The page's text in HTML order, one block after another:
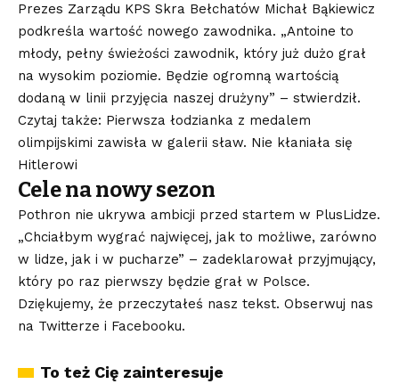
Prezes Zarządu KPS Skra Bełchatów Michał Bąkiewicz
podkreśla wartość nowego zawodnika. „Antoine to
młody, pełny świeżości zawodnik, który już dużo grał
na wysokim poziomie. Będzie ogromną wartością
dodaną w linii przyjęcia naszej drużyny” – stwierdził.
Czytaj także: Pierwsza łodzianka z medalem
olimpijskimi zawisła w galerii sław. Nie kłaniała się
Hitlerowi
Cele na nowy sezon
Pothron nie ukrywa ambicji przed startem w PlusLidze.
„Chciałbym wygrać najwięcej, jak to możliwe, zarówno
w lidze, jak i w pucharze” – zadeklarował przyjmujący,
który po raz pierwszy będzie grał w Polsce.
Dziękujemy, że przeczytałeś nasz tekst. Obserwuj nas
na Twitterze i Facebooku.
To też Cię zainteresuje